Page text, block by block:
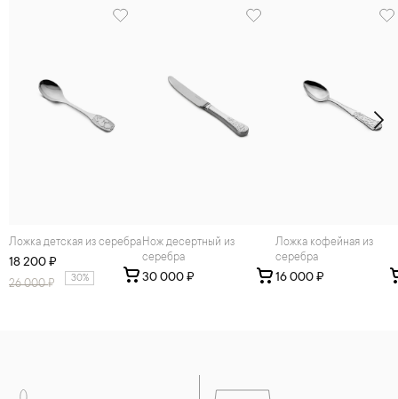
Ложка детская из серебра
18 200 ₽
26 000₽ 30%
Нож десертный из
серебра
30 000 ₽
Ложка кофейная из
серебра
16 000 ₽